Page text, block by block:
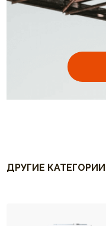
ДРУГИЕ КАТЕГОРИИ